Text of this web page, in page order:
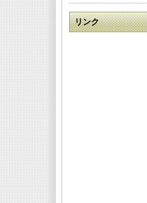
リンク